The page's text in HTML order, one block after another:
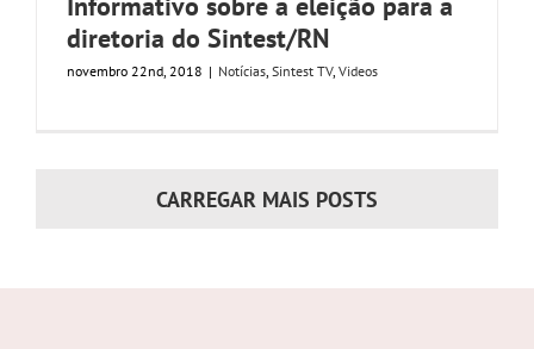
diretoria do Sintest/RN
novembro 22nd, 2018 | Notícias, Sintest TV, Videos
CARREGAR MAIS POSTS